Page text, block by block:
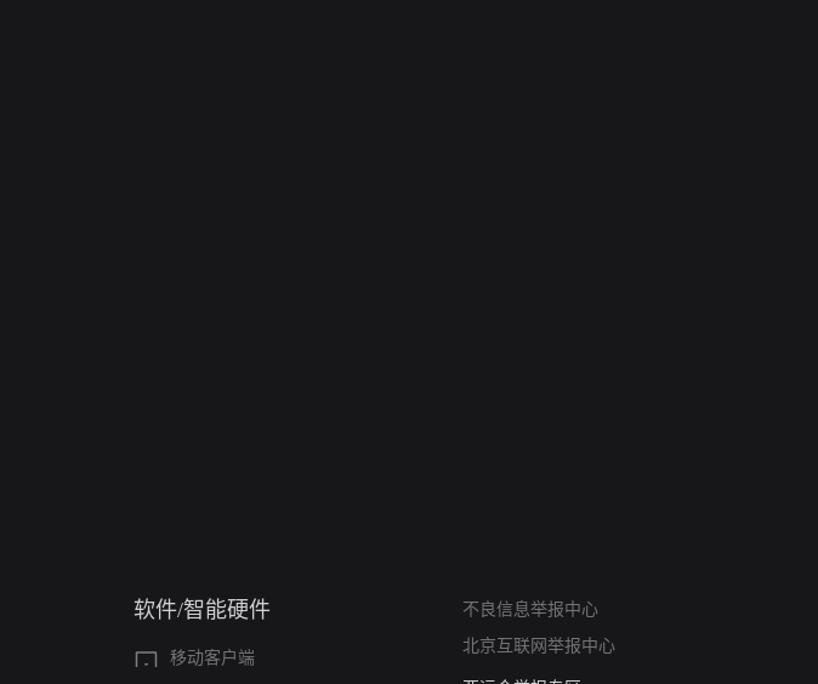
软件/智能硬件
移动客户端
不良信息举报中心
北京互联网举报中心
算法推荐专项举报